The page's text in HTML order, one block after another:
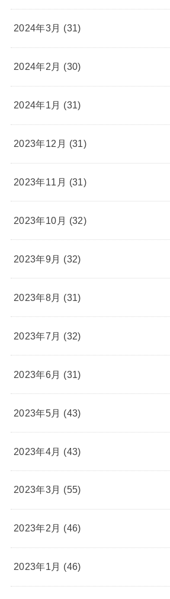
2024年3月 (31)
2024年2月 (30)
2024年1月 (31)
2023年12月 (31)
2023年11月 (31)
2023年10月 (32)
2023年9月 (32)
2023年8月 (31)
2023年7月 (32)
2023年6月 (31)
2023年5月 (43)
2023年4月 (43)
2023年3月 (55)
2023年2月 (46)
2023年1月 (46)